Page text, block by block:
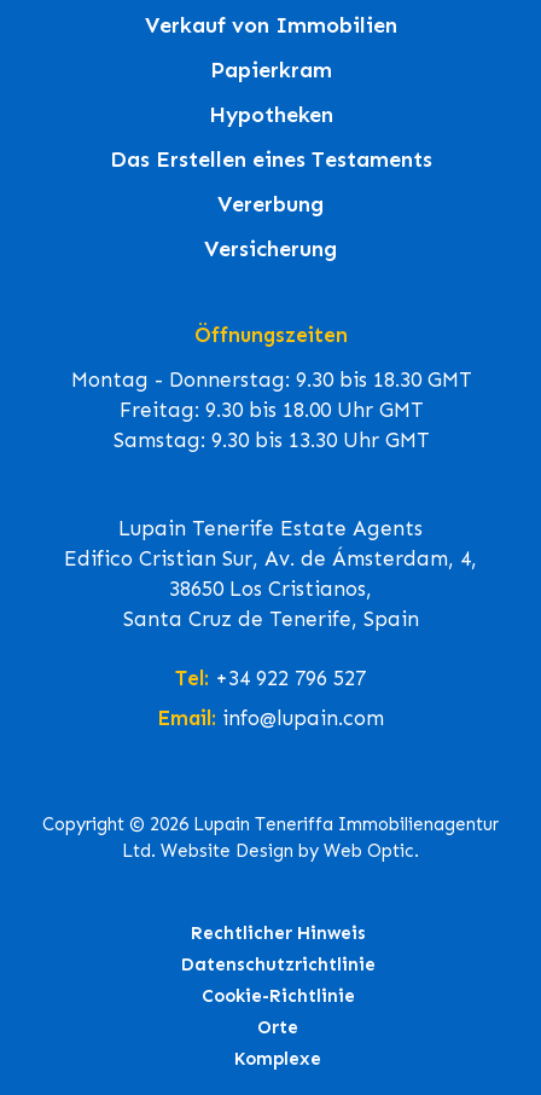
Verkauf von Immobilien
Papierkram
Hypotheken
Das Erstellen eines Testaments
Vererbung
Versicherung
Öffnungszeiten
Montag - Donnerstag: 9.30 bis 18.30 GMT
Freitag: 9.30 bis 18.00 Uhr GMT
Samstag: 9.30 bis 13.30 Uhr GMT
Lupain Tenerife Estate Agents
Edifico Cristian Sur, Av. de Ámsterdam, 4,
38650 Los Cristianos,
Santa Cruz de Tenerife, Spain
Tel: +34 922 796 527
Email: info@lupain.com
Copyright © 2026 Lupain Teneriffa Immobilienagentur
Ltd. Website Design by Web Optic.
Rechtlicher Hinweis
Datenschutzrichtlinie
Cookie-Richtlinie
Orte
Komplexe